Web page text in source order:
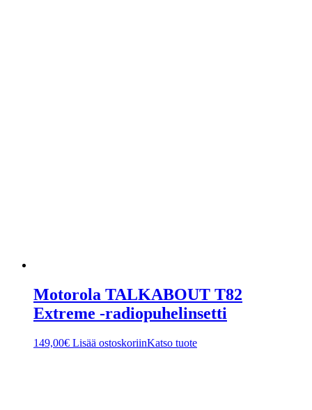
Motorola TALKABOUT T82
Extreme -radiopuhelinsetti
149,00€ Lisää ostoskoriinKatso tuote